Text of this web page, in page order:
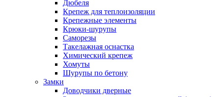
Дюбеля
Крепеж для теплоизоляции
Крепежные элементы
Крюки-шурупы
Саморезы
Такелажная оснастка
Химический крепеж
Хомуты
Шурупы по бетону
Замки
Доводчики дверные